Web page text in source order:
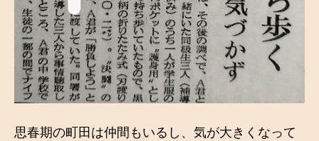
思春期の町田は仲間もいるし、気が大きくなって